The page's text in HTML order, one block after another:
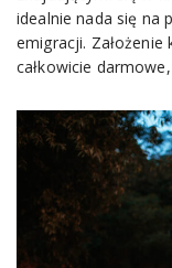
idealnie nada się na
emigracji.
całkowicie